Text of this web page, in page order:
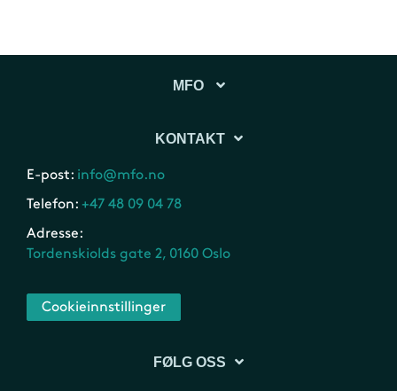
MFO
KONTAKT
E-post: info@mfo.no
Telefon: +47 48 09 04 78
Adresse:
Tordenskiolds gate 2, 0160 Oslo
Cookieinnstillinger
FØLG OSS